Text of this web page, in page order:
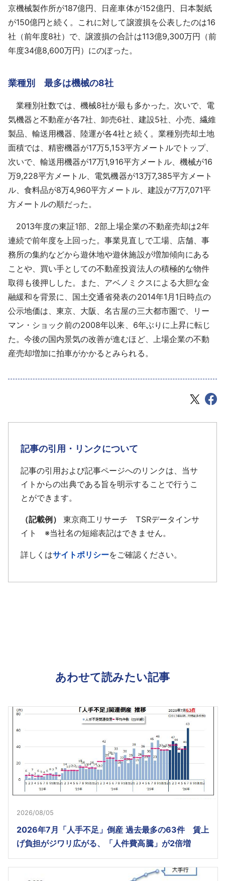
京機械製作所が187億円、日産車体が152億円、日本製紙
が150億円と続く。これに対して譲渡損を公表したのは16
社（前年度8社）で、譲渡損の合計は113億9,300万円（前
年度34億8,600万円）にのぼった。
業種別 最多は機械の8社
業種別社数では、機械8社が最も多かった。次いで、電
気機器と不動産が各7社、卸売6社、建設5社、小売、繊維
製品、輸送用機器、陸運が各4社と続く。業種別売却土地
面積では、精密機器が17万5,153平方メートルでトップ、
次いで、輸送用機器が17万1,916平方メートル、機械が16
万9,228平方メートル、電気機器が13万7,385平方メート
ル、食料品が8万4,960平方メートル、建設が7万7,071平
方メートルの順だった。
2013年度の東証1部、2部上場企業の不動産売却は2年
連続で前年度を上回った。事業見直しで工場、店舗、事
務所の集約などから遊休地や遊休施設が増加傾向にある
ことや、買い手としての不動産投資法人の積極的な物件
取得も後押しした。また、アベノミクスによる大胆な金
融緩和を背景に、国土交通省発表の2014年1月1日時点の
公示地価は、東京、大阪、名古屋の三大都市圏で、リー
マン・ショック前の2008年以来、6年ぶりに上昇に転じ
た。今後の国内景気の改善が進むほど、上場企業の不動
産売却増加に拍車がかかるとみられる。
記事の引用・リンクについて
記事の引用および記事ページへのリンクは、当サ
イトからの出典である旨を明示することで行うこ
とができます。
（記載例）
東京商工リサーチ TSRデータインサ
イト ※当社名の短縮表記はできません。
詳しくはサイトポリシーをご確認ください。
あわせて読みたい記事
2026/08/05
2026年7月「人手不足」倒産 過去最多の63件 賃上
げ負担がジワリ広がる、「人件費高騰」が2倍増